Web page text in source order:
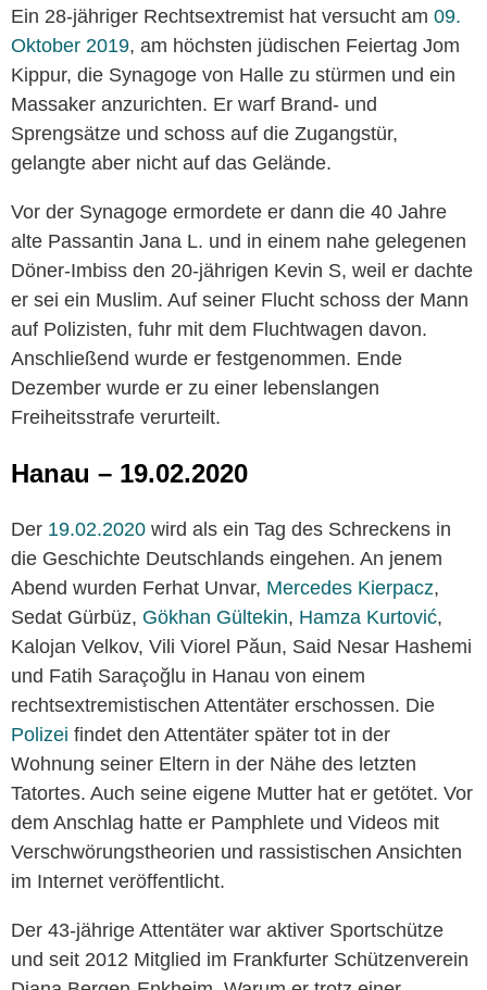
Ein 28-jähriger Rechtsextremist hat versucht am 09.
Oktober 2019, am höchsten jüdischen Feiertag Jom
Kippur, die Synagoge von Halle zu stürmen und ein
Massaker anzurichten. Er warf Brand- und
Sprengsätze und schoss auf die Zugangstür,
gelangte aber nicht auf das Gelände.
Vor der Synagoge ermordete er dann die 40 Jahre
alte Passantin Jana L. und in einem nahe gelegenen
Döner-Imbiss den 20-jährigen Kevin S, weil er dachte
er sei ein Muslim. Auf seiner Flucht schoss der Mann
auf Polizisten, fuhr mit dem Fluchtwagen davon.
Anschließend wurde er festgenommen. Ende
Dezember wurde er zu einer lebenslangen
Freiheitsstrafe verurteilt.
Hanau – 19.02.2020
Der 19.02.2020 wird als ein Tag des Schreckens in
die Geschichte Deutschlands eingehen. An jenem
Abend wurden Ferhat Unvar, Mercedes Kierpacz,
Sedat Gürbüz, Gökhan Gültekin, Hamza Kurtović,
Kalojan Velkov, Vili Viorel Păun, Said Nesar Hashemi
und Fatih Saraçoğlu in Hanau von einem
rechtsextremistischen Attentäter erschossen. Die
Polizei findet den Attentäter später tot in der
Wohnung seiner Eltern in der Nähe des letzten
Tatortes. Auch seine eigene Mutter hat er getötet. Vor
dem Anschlag hatte er Pamphlete und Videos mit
Verschwörungstheorien und rassistischen Ansichten
im Internet veröffentlicht.
Der 43-jährige Attentäter war aktiver Sportschütze
und seit 2012 Mitglied im Frankfurter Schützenverein